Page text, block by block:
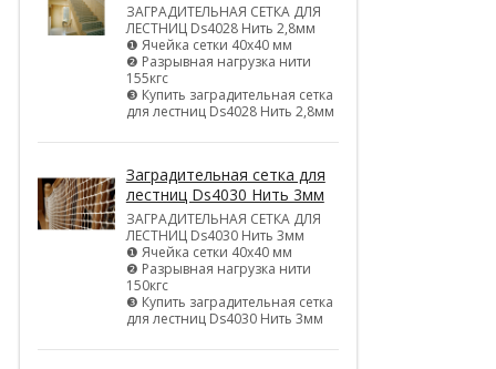
ЗАГРАДИТЕЛЬНАЯ СЕТКА ДЛЯ
ЛЕСТНИЦ Ds4028 Нить 2,8мм
❶ Ячейка сетки 40х40 мм
❷ Разрывная нагрузка нити
155кгс
❸ Купить заградительная сетка
для лестниц Ds4028 Нить 2,8мм
Заградительная сетка для
лестниц Ds4030 Нить 3мм
ЗАГРАДИТЕЛЬНАЯ СЕТКА ДЛЯ
ЛЕСТНИЦ Ds4030 Нить 3мм
❶ Ячейка сетки 40х40 мм
❷ Разрывная нагрузка нити
150кгс
❸ Купить заградительная сетка
для лестниц Ds4030 Нить 3мм